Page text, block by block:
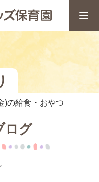
)の給食・おやつ
ログ